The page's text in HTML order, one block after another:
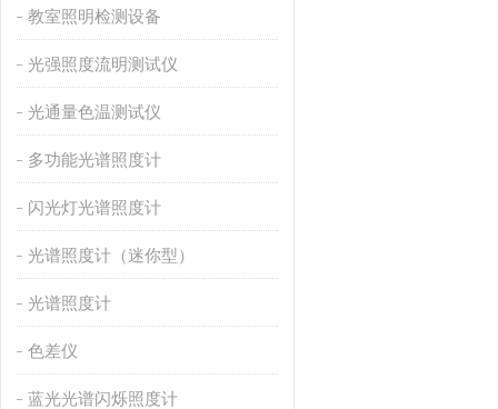
教室照明检测设备
光强照度流明测试仪
光通量色温测试仪
多功能光谱照度计
闪光灯光谱照度计
光谱照度计（迷你型）
光谱照度计
色差仪
蓝光光谱闪烁照度计